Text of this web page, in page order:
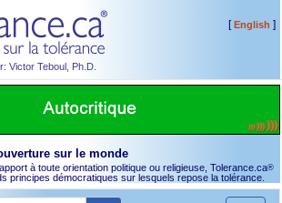
Victor Teboul, Ph.D.
[English ]
sur le monde
à toute orientation politique ou religieuse, Tolerance.ca®
principes démocratiques sur lesquels repose la tolérance.